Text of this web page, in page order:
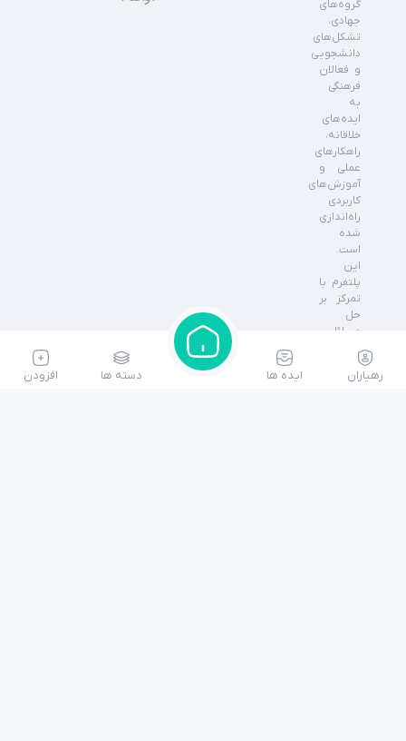
رهیاران ایده ها دسته ها افزودن
گروه‌های
جهادی،
تشکل‌های
دانشجویی
و فعالان
فرهنگی
به
ایده‌های
خلاقانه،
راهکارهای
عملی و
آموزش‌های
کاربردی
راه‌اندازی
شده
است.
این
پلتفرم با
تمرکز بر
حل
مسائل
واقعی در
عرصه
فرهنگ و